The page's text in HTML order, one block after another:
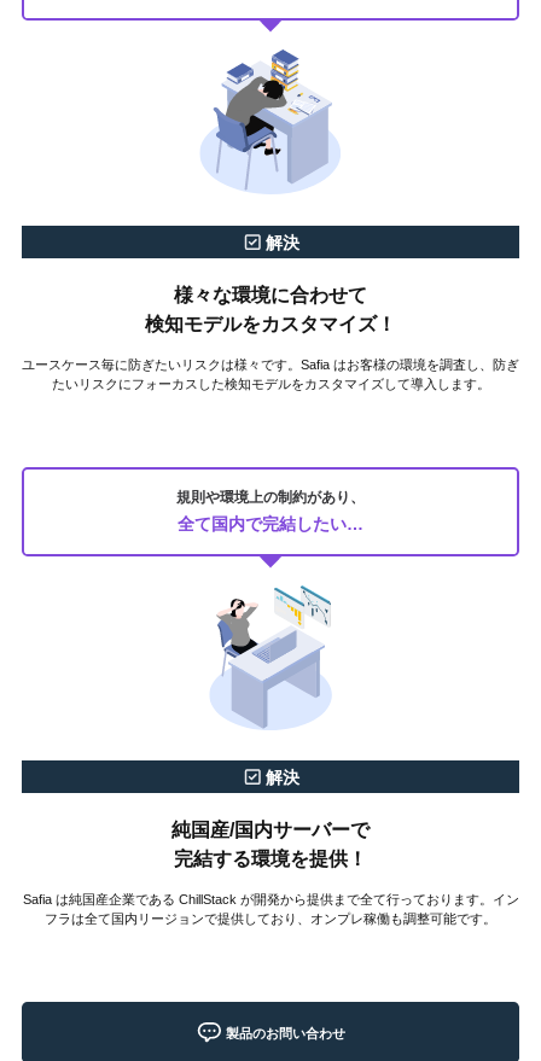
解決
様々な環境に合わせて
検知モデルをカスタマイズ！
ユースケース毎に防ぎたいリスクは様々です。Safia はお客様の環境を調査し、防ぎ
たいリスクにフォーカスした検知モデルをカスタマイズして導入します。
規則や環境上の制約があり、
全て国内で完結したい…
解決
純国産/国内サーバーで
完結する環境を提供！
Safia は純国産企業である ChillStack が開発から提供まで全て行っております。イン
フラは全て国内リージョンで提供しており、オンプレ稼働も調整可能です。
製品のお問い合わせ